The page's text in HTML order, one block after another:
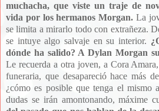
muchacha, que viste un traje de
vida por los hermanos Morgan. La
se limita a mirarlo todo con extrañeza.
se intuye algo salvaje en su interior.
dónde ha salido? A Dylan Morgan
Le recuerda a otra joven, a Cora
funeraria, que desapareció hace más
¿cómo es posible que tenga el mismo
dudas se irán amontonando, máxime